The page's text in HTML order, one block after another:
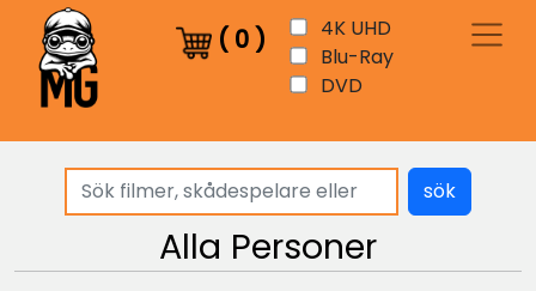
( 0 )
4K UHD
Blu-Ray
DVD
sök
Alla Personer